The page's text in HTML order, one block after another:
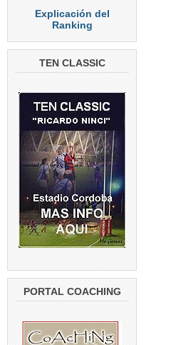
Explicación del
Ranking
TEN CLASSIC
PORTAL COACHING